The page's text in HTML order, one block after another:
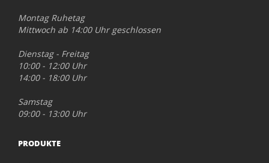
Montag Ruhetag
Mittwoch ab 14:00 Uhr geschlossen
Dienstag - Freitag
10:00 - 12:00 Uhr
14:00 - 18:00 Uhr
Samstag
09:00 - 13:00 Uhr
PRODUKTE